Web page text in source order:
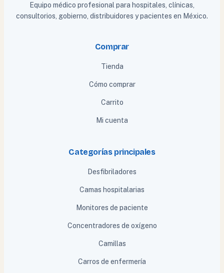
Equipo médico profesional para hospitales, clínicas,
consultorios, gobierno, distribuidores y pacientes en México.
Comprar
Tienda
Cómo comprar
Carrito
Mi cuenta
Categorías principales
Desfibriladores
Camas hospitalarias
Monitores de paciente
Concentradores de oxígeno
Camillas
Carros de enfermería